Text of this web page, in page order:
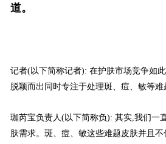
道。
记者(以下简称记者): 在护肤市场竞争如
脱颖而出同时专注于处理斑、痘、敏等难
珈芮宝负责人(以下简称负): 其实,我们一
肤需求。斑、痘、敏这些难题皮肤并且